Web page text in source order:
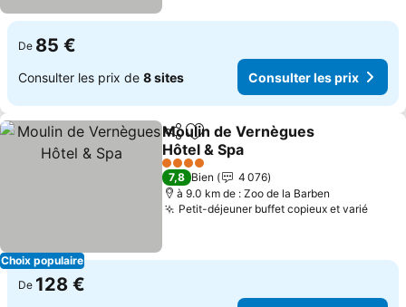
De 85 €
Consulter les prix de 8 sites Consulter les prix
Choix populaire
PartagerAjouter à mes favoris
Moulin de Vernègues
Hôtel & Spa
Consulter les prix
4 Étoiles
7,8 Bien
4 076
à 9.0 km de : Zoo de la Barben
Petit-déjeuner buffet copieux et varié
De 128 €